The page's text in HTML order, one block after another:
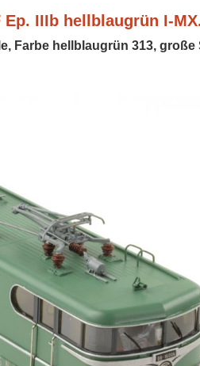
Ep. IIIb hellblaugrün I-
Farbe hellblaugrün 313,